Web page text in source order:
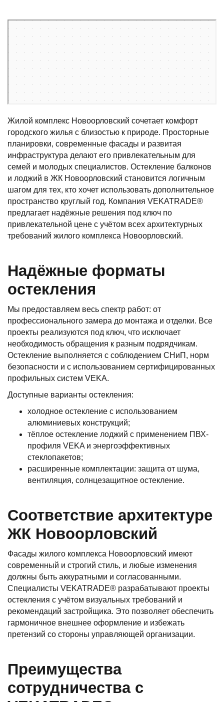
Жилой комплекс Новоорловский сочетает комфорт
городского жилья с близостью к природе. Просторные
планировки, современные фасады и развитая
инфраструктура делают его привлекательным для
семей и молодых специалистов. Остекление балконов
и лоджий в ЖК Новоорловский становится логичным
шагом для тех, кто хочет использовать дополнительное
пространство круглый год. Компания VEKATRADE®
предлагает надёжные решения под ключ по
привлекательной цене с учётом всех архитектурных
требований жилого комплекса Новоорловский.
Надёжные форматы
остекления
Мы предоставляем весь спектр работ: от
профессионального замера до монтажа и отделки. Все
проекты реализуются под ключ, что исключает
необходимость обращения к разным подрядчикам.
Остекление выполняется с соблюдением СНиП, норм
безопасности и с использованием сертифицированных
профильных систем VEKA.
Доступные варианты остекления:
холодное остекление с использованием
алюминиевых конструкций;
тёплое остекление лоджий с применением ПВХ-
профиля VEKA и энергоэффективных
стеклопакетов;
расширенные комплектации: защита от шума,
вентиляция, солнцезащитное остекление.
Соответствие архитектуре
ЖК Новоорловский
Фасады жилого комплекса Новоорловский имеют
современный и строгий стиль, и любые изменения
должны быть аккуратными и согласованными.
Специалисты VEKATRADE® разрабатывают проекты
остекления с учётом визуальных требований и
рекомендаций застройщика. Это позволяет обеспечить
гармоничное внешнее оформление и избежать
претензий со стороны управляющей организации.
Преимущества
сотрудничества с